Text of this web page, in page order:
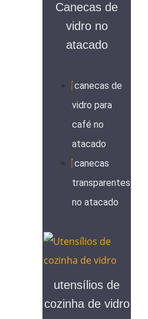
Canecas de
vidro no
atacado
canecas de
vidro para
café no
atacado
canecas
transparentes
no atacado
utensílios de
cozinha de vidro